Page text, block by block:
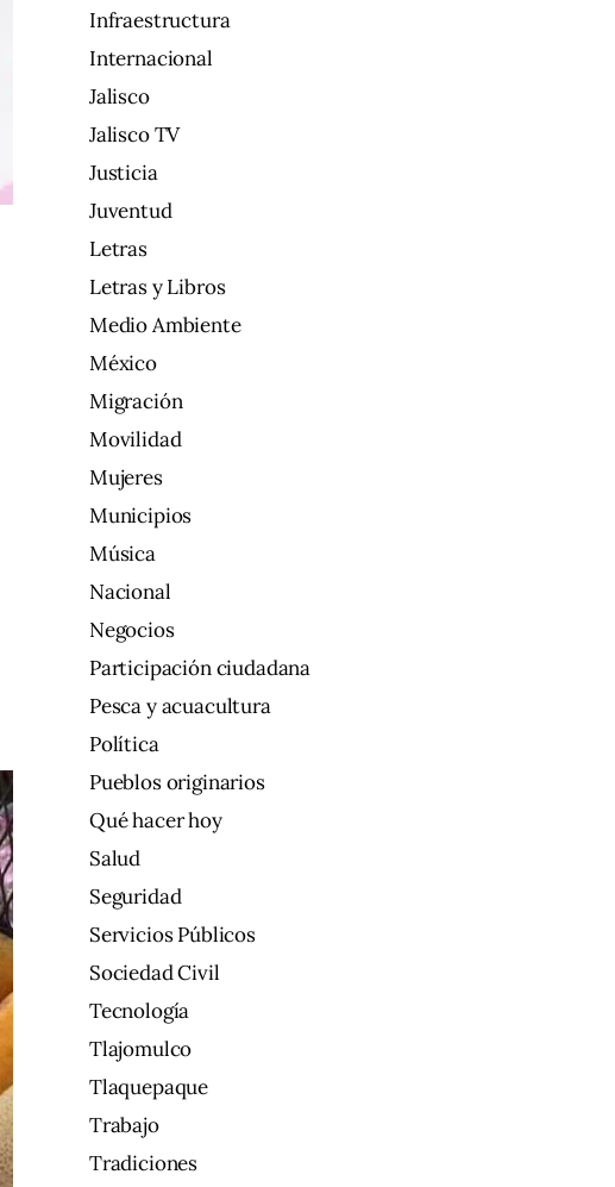
Infraestructura
Internacional
Jalisco
Jalisco TV
Justicia
Juventud
Letras
Letras y Libros
Medio Ambiente
México
Migración
Movilidad
Mujeres
Municipios
Música
Nacional
Negocios
Participación ciudadana
Pesca y acuacultura
Política
Pueblos originarios
Qué hacer hoy
Salud
Seguridad
Servicios Públicos
Sociedad Civil
Tecnología
Tlajomulco
Tlaquepaque
Trabajo
Tradiciones